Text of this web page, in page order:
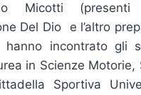
Micotti (presenti
Del Dio e l’altro
hanno incontrato gli
in Scienze Motorie,
Sportiva